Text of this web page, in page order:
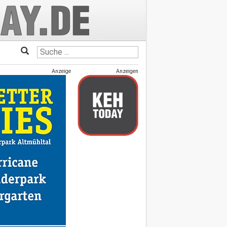
Anzeige Anzeigen